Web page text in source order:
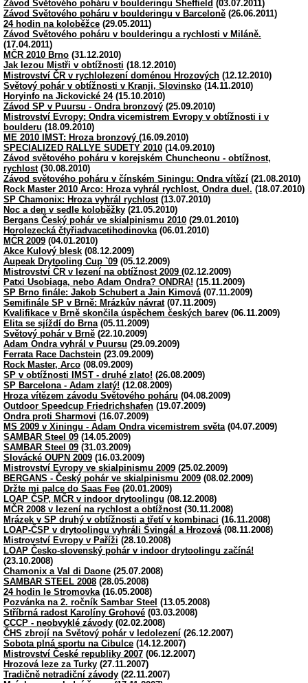
Závod Světového poháru v boulderingu Sheffield (03.07.2011)
Závod Světového poháru v boulderingu v Barceloně (26.06.2011)
24 hodin na koloběžce (29.05.2011)
Závod Světového poháru v boulderingu a rychlosti v Miláně.
(17.04.2011)
MČR 2010 Brno (31.12.2010)
Jak lezou Mistři v obtížnosti (18.12.2010)
Mistrovství ČR v rychlolezení doménou Hrozových (12.12.2010)
Světový pohár v obtížnosti v Kranji, Slovinsko (14.11.2010)
Horyinfo na Jickovické 24(15.10.2010)
Závod SP v Puursu - Ondra bronzový (25.09.2010)
Mistrovství Evropy: Ondra vicemistrem Evropy v obtížnosti i v
boulderu (18.09.2010)
ME 2010 IMST: Hroza bronzový (16.09.2010)
SPECIALIZED RALLYE SUDETY 2010 (14.09.2010)
Závod světového poháru v korejském Chuncheonu - obtížnost,
rychlost(30.08.2010)
Závod světového poháru v čínském Siningu: Ondra vítězí (21.08.2010)
Rock Master 2010 Arco: Hroza vyhrál rychlost, Ondra duel. (18.07.2010)
SP Chamonix: Hroza vyhrál rychlost(13.07.2010)
Noc a den v sedle koloběžky (21.05.2010)
Bergans Český pohár ve skialpinismu 2010 (29.01.2010)
Horolezecká čtyřiadvacetihodinovka(06.01.2010)
MČR 2009 (04.01.2010)
Akce Kulový blesk (08.12.2009)
Aupeak Drytooling Cup `09 (05.12.2009)
Mistrovství ČR v lezení na obtížnost 2009 (02.12.2009)
Patxi Usobiaga, nebo Adam Ondra? ONDRA! (15.11.2009)
SP Brno finále: Jakob Schubert a Jain Kimová(07.11.2009)
Semifinále SP v Brně: Mrázkův návrat(07.11.2009)
Kvalifikace v Brně skončila úspěchem českých barev (06.11.2009)
Elita se sjíždí do Brna(05.11.2009)
Světový pohár v Brně (22.10.2009)
Adam Ondra vyhrál v Puursu (29.09.2009)
Ferrata Race Dachstein (23.09.2009)
Rock Master, Arco (08.09.2009)
SP v obtížnosti IMST - druhé zlato! (26.08.2009)
SP Barcelona - Adam zlatý! (12.08.2009)
Hroza vítězem závodu Světového poháru (04.08.2009)
Outdoor Speedcup Friedrichshafen (19.07.2009)
Ondra proti Sharmovi (16.07.2009)
MS 2009 v Xiningu - Adam Ondra vicemistrem světa(04.07.2009)
SAMBAR Steel 09 (14.05.2009)
SAMBAR Steel 09 (31.03.2009)
Slovácké OUPN 2009 (16.03.2009)
Mistrovství Evropy ve skialpinismu 2009 (25.02.2009)
BERGANS - Český pohár ve skialpinismu 2009 (08.02.2009)
Držte mi palce do Saas Fee (20.01.2009)
LOAP ČSP, MČR v indoor drytoolingu (08.12.2008)
MČR 2008 v lezení na rychlost a obtížnost(30.11.2008)
Mrázek v SP druhý v obtížnosti a třetí v kombinaci (16.11.2008)
LOAP-ČSP v drytoolingu vyhráli Švingál a Hrozová(08.11.2008)
Mistrovství Evropy v Paříži (28.10.2008)
LOAP Česko-slovenský pohár v indoor drytoolingu začíná!
(23.10.2008)
Chamonix a Val di Daone (25.07.2008)
SAMBAR STEEL 2008 (28.05.2008)
24 hodin le Stromovka(16.05.2008)
Pozvánka na 2. ročník Sambar Steel (13.05.2008)
Stříbrná radost Karolíny Grohové (03.03.2008)
CCCP - neobvyklé závody (02.02.2008)
ČHS zbrojí na Světový pohár v ledolezení (26.12.2007)
Sobota plná sportu na Cibulce (14.12.2007)
Mistrovství České republiky 2007 (06.12.2007)
Hrozová leze za Turky (27.11.2007)
Tradičně netradiční závody (22.11.2007)